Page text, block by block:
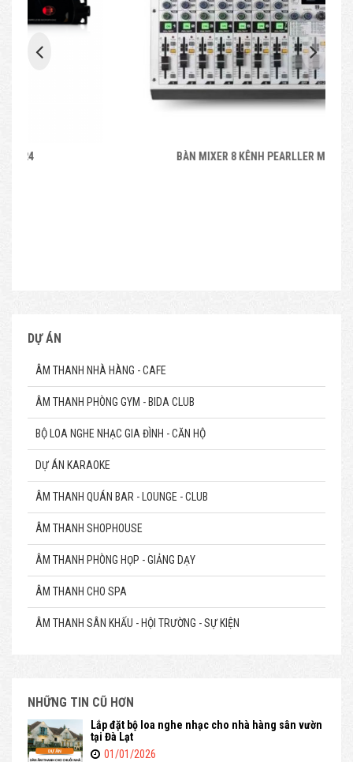
BÀN MIXER 8 KÊNH PEARLLER MPX8
DỰ ÁN
ÂM THANH NHÀ HÀNG - CAFE
ÂM THANH PHÒNG GYM - BIDA CLUB
BỘ LOA NGHE NHẠC GIA ĐÌNH - CĂN HỘ
DỰ ÁN KARAOKE
ÂM THANH QUÁN BAR - LOUNGE - CLUB
ÂM THANH SHOPHOUSE
ÂM THANH PHÒNG HỌP - GIẢNG DẠY
ÂM THANH CHO SPA
ÂM THANH SÂN KHẤU - HỘI TRƯỜNG - SỰ KIỆN
NHỮNG TIN CŨ HƠN
Lắp đặt bộ loa nghe nhạc cho nhà hàng sân vườn
tại Đà Lạt
01/01/2026